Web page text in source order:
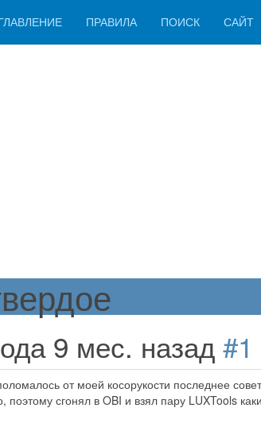
ПРАВИЛА ПОИСК САЙТ
9 мес. назад#1
от моей косорукости последнее
сгонял в OBI и взял пару LUXTools